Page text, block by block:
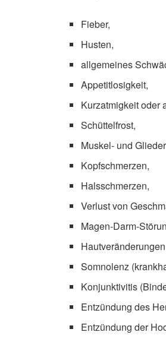
Fieber,
Husten,
allgemeines
Appetitlosigkeit,
Kurzatmigkeit oder
Schüttelfrost,
Muskel- und
Kopfschmerzen,
Halsschmerzen,
Verlust von
Magen-Darm-
Somnolenz
Konjunktivitis
Entzündung des
Entzündung der